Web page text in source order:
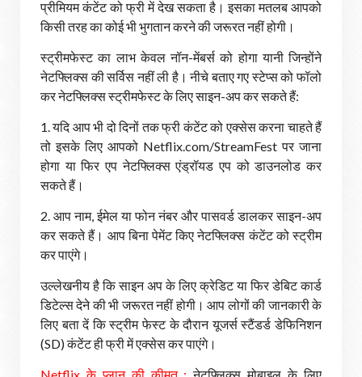
प्रीमियम कंटेंट को फ्री में देख सकता है। इसका मतलब आपको
किसी तरह का कोई भी भुगतान करने की जरूरत नहीं होगी।
स्ट्रीमफेस्ट का लाभ केवल नॉन-मेंबर्स को होगा यानी जिन्होंने
नेटफ्लिक्स की सर्विस नहीं ली है। नीचे बताए गए स्टेप्स को फॉलो
कर नेटफ्लिक्स स्ट्रीमफेस्ट के लिए साइन-अप कर सकते हैं:
1. यदि आप भी दो दिनों तक फ्री कंटेंट को एक्सेस करना चाहते हैं
तो इसके लिए आपको Netflix.com/StreamFest पर जाना
होगा या फिर एप नेटफ्लिक्स एंड्रॉयड एप को डाउनलोड कर
सकते हैं।
2. आप नाम, ईमेल या फोन नंबर और पासवर्ड डालकर साइन-अप
कर सकते हैं। आप बिना पेमेंट किए नेटफ्लिक्स कंटेंट को स्ट्रीम
कर पाएंगे।
उल्लेखनीय है कि साइन अप के लिए क्रेडिट या फिर डेबिट कार्ड
डिटेल्स देने की भी जरूरत नहीं होगी। आप लोगों की जानकारी के
लिए बता दें कि स्ट्रीम फेस्ट के दौरान यूजर्स स्टैंडर्ड डेफिनिशन
(SD) कंटेंट ही फ्री में एक्सेस कर पाएंगे।